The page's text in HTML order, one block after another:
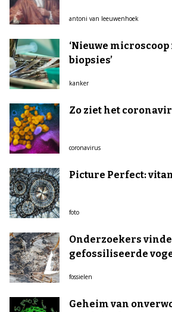
antoni van leeuwenhoek
‘Nieuwe
biopsies’
kanker
Zo ziet het
coronavirus
Picture Perfect:
foto
Onderzoekers
gefossiliseerde
fossielen
Geheim van